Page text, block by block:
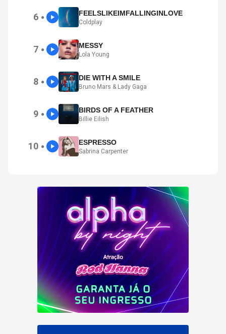
6 ● FEELSLIKEIMFALLINGINLOVE
Coldplay
7 ● MESSY
Lola Young
8 ● DIE WITH A SMILE
Bruno Mars & Lady Gaga
9 ● BIRDS OF A FEATHER
Billie Eilish
10 ● ESPRESSO
Sabrina Carpenter